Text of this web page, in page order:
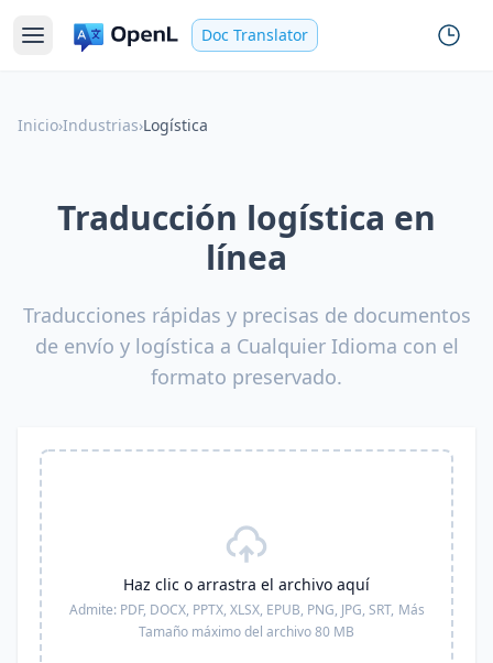
Doc Translator
Inicio›Industrias›Logística
Traducción logística en
línea
Traducciones rápidas y precisas de documentos
de envío y logística a Cualquier Idioma con el
formato preservado.
Haz clic o arrastra el archivo aquí
Admite: PDF, DOCX, PPTX, XLSX, EPUB, PNG, JPG, SRT, Más
Tamaño máximo del archivo 80 MB